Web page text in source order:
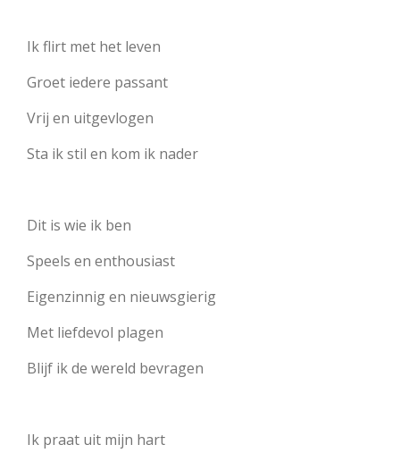
Ik flirt met het leven
Groet iedere passant
Vrij en uitgevlogen
Sta ik stil en kom ik nader
Dit is wie ik ben
Speels en enthousiast
Eigenzinnig en nieuwsgierig
Met liefdevol plagen
Blijf ik de wereld bevragen
Ik praat uit mijn hart